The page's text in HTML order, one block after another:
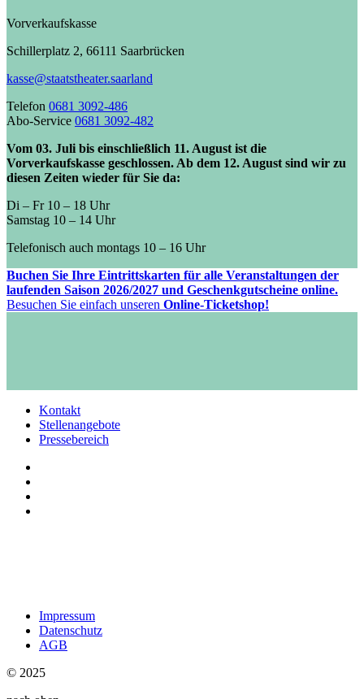
Vorverkaufskasse
Schillerplatz 2, 66111 Saarbrücken
kasse@staatstheater.saarland
Telefon 0681 3092-486
Abo-Service 0681 3092-482
Vom 03. Juli bis einschließlich 11. August ist die
Vorverkaufskasse geschlossen. Ab dem 12. August sind wir zu
diesen Zeiten wieder für Sie da:
Di – Fr 10 – 18 Uhr
Samstag 10 – 14 Uhr
Telefonisch auch montags 10 – 16 Uhr
Buchen Sie Ihre Eintrittskarten für alle Veranstaltungen der
laufenden Saison 2026/2027 und Geschenkgutscheine online.
Besuchen Sie einfach unseren Online-Ticketshop!
Kontakt
Stellenangebote
Pressebereich
Impressum
Datenschutz
AGB
© 2025